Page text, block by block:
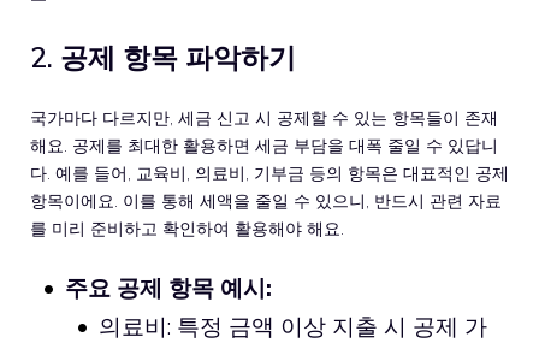
2. 공제 항목 파악하기
국가마다 다르지만, 세금 신고 시 공제할 수 있는 항목들이 존재
해요. 공제를 최대한 활용하면 세금 부담을 대폭 줄일 수 있답니
다. 예를 들어, 교육비, 의료비, 기부금 등의 항목은 대표적인 공제
항목이에요. 이를 통해 세액을 줄일 수 있으니, 반드시 관련 자료
를 미리 준비하고 확인하여 활용해야 해요.
주요 공제 항목 예시:
의료비: 특정 금액 이상 지출 시 공제 가